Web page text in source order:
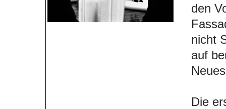
den
nicht
auf
Die